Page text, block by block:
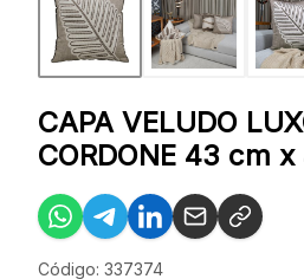
CAPA VELUDO
CORDONE 43 cm
Código: 337374